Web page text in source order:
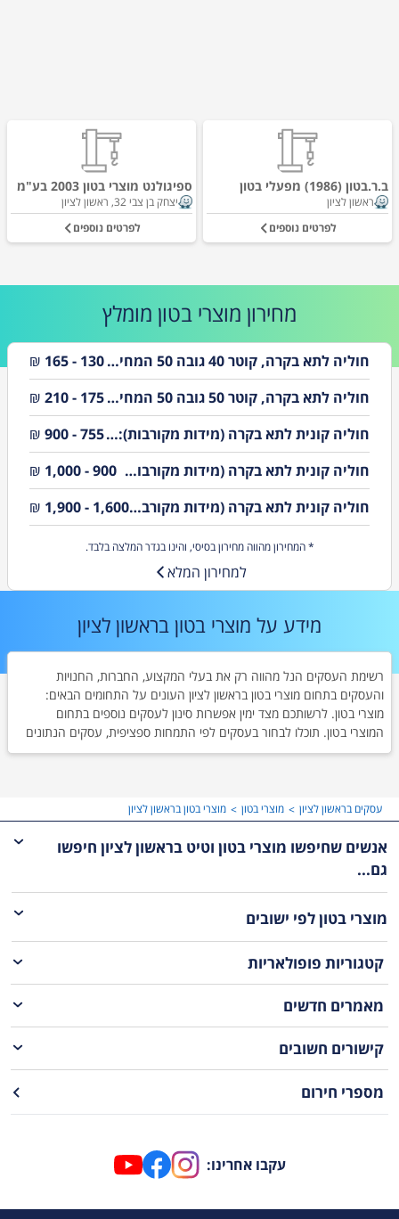
עסקים בראשון לציון מוצרי בטון מוצרי בטון בראשון לציון
ב.ר.בטון (1986) מפעלי בטון
ראשון לציון
לפרטים נוספים
ספיגולנט מוצרי בטון 2003 בע"מ
יצחק בן צבי 32, ראשון לציון
לפרטים נוספים
מחירון מוצרי בטון מומלץ
חוליה לתא בקרה, קוטר 40 גובה 50 המחירים אינם כוללים מע"מ והובלה130 - 165
₪
חוליה לתא בקרה, קוטר 50 גובה 50 המחירים אינם כוללים מע"מ והובלה175 - 210
₪
חוליה קונית לתא בקרה (מידות מקורבות): 100X85X50 המחירים אינם כוללים מע"מ והובלה755 - 900
₪
חוליה קונית לתא בקרה (מידות מקורבות): 100X60X60 המחירים אינם כוללים מע"מ והובלה 900 - 1,000
₪
חוליה קונית לתא בקרה (מידות מקורבות): 125X80X50 המחירים אינם כוללים מע"מ והובלה1,600 - 1,900
₪
* המחירון מהווה מחירון בסיסי, והינו בגדר המלצה בלבד.
למחירון המלא
מידע על מוצרי בטון בראשון לציון
רשימת העסקים הנל מהווה רק את בעלי המקצוע, החברות, החנויות
והעסקים בתחום מוצרי בטון בראשון לציון העונים על התחומים הבאים:
מוצרי בטון. לרשותכם מצד ימין אפשרות סינון לעסקים נוספים בתחום
המוצרי בטון. תוכלו לבחור בעסקים לפי התמחות ספציפית, עסקים הנתונים
שירות בראשון לציון ותל אביב והמרכז או ישובים אחרים. לצד כל עסק
אנשים שחיפשו מוצרי בטון וטיט בראשון לציון חיפשו
גם...
מוצרי בטוןלפי ישובים
קטגוריות פופולאריות
מאמרים חדשים
קישורים חשובים
מספרי חירום
עקבו אחרינו: